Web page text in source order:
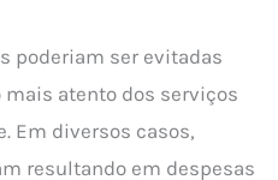
poderiam ser evitadas
atento dos serviços
Em diversos casos,
resultando em despesas